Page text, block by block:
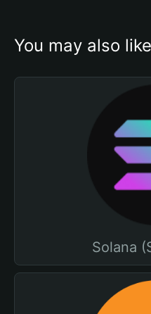
You may also
Solana